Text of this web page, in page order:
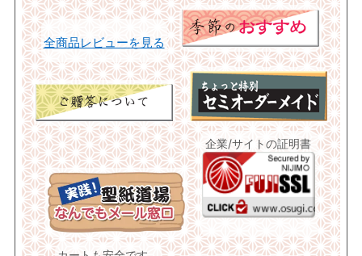
全商品レビューを見る
企業/サイトの証明書